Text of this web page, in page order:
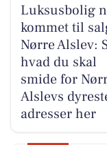
Luksusbolig
kommet til
Nørre Alslev:
hvad du skal
smide for
Alslevs
adresser her